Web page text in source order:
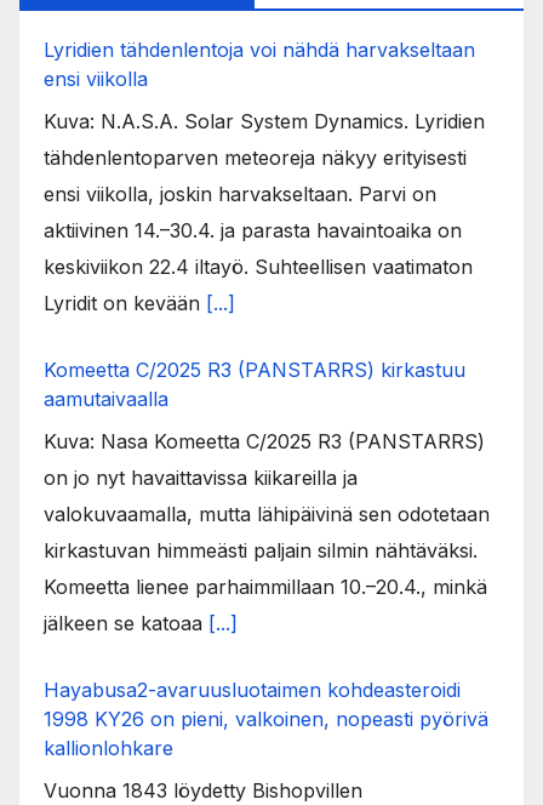
Lyridien tähdenlentoja voi nähdä harvakseltaan
ensi viikolla
Kuva: N.A.S.A. Solar System Dynamics. Lyridien
tähdenlentoparven meteoreja näkyy erityisesti
ensi viikolla, joskin harvakseltaan. Parvi on
aktiivinen 14.–30.4. ja parasta havaintoaika on
keskiviikon 22.4 iltayö. Suhteellisen vaatimaton
Lyridit on kevään [...]
Komeetta C/2025 R3 (PANSTARRS) kirkastuu
aamutaivaalla
Kuva: Nasa Komeetta C/2025 R3 (PANSTARRS)
on jo nyt havaittavissa kiikareilla ja
valokuvaamalla, mutta lähipäivinä sen odotetaan
kirkastuvan himmeästi paljain silmin nähtäväksi.
Komeetta lienee parhaimmillaan 10.–20.4., minkä
jälkeen se katoaa [...]
Hayabusa2-avaruusluotaimen kohdeasteroidi
1998 KY26 on pieni, valkoinen, nopeasti pyörivä
kallionlohkare
Vuonna 1843 löydetty Bishopvillen